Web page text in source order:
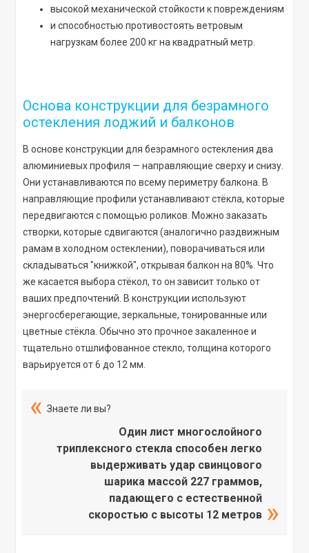
высокой механической стойкости к повреждениям
и способностью противостоять ветровым
нагрузкам более 200 кг на квадратный метр.
Основа конструкции для безрамного
остекления лоджий и балконов
В основе конструкции для безрамного остекления два
алюминиевых профиля — направляющие сверху и снизу.
Они устанавливаются по всему периметру балкона. В
направляющие профили устанавливают стёкла, которые
передвигаются с помощью роликов. Можно заказать
створки, которые сдвигаются (аналогично раздвижным
рамам в холодном остеклении), поворачиваться или
складываться "книжкой", открывая балкон на 80%. Что
же касается выбора стёкол, то он зависит только от
ваших предпочтений. В конструкции используют
энергосберегающие, зеркальные, тонированные или
цветные стёкла. Обычно это прочное закаленное и
тщательно отшлифованное стекло, толщина которого
варьируется от 6 до 12 мм.
Знаете ли вы?
Один лист многослойного
триплексного стекла способен легко
выдерживать удар свинцового
шарика массой 227 граммов,
падающего с естественной
скоростью с высоты 12 метров